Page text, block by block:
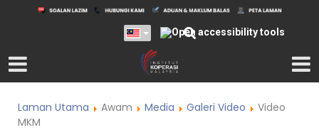
Laman Utama Awam Media Galeri Video
Video
MKM